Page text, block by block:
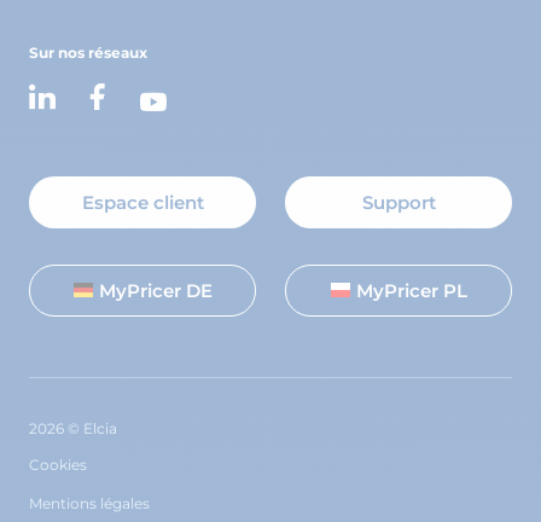
Sur nos réseaux
Espace client Support
MyPricer DE MyPricer PL
2026 © Elcia
Cookies
Mentions légales